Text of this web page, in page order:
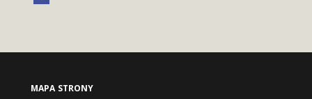
MAPA STRONY